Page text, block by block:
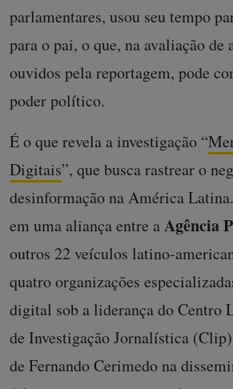
parlamentares, usou seu tempo
para o pai, o que, na avaliação de
ouvidos pela reportagem, pode
poder político.
É o que revela a investigação “
Digitais”, que busca rastrear o
desinformação na América
em uma aliança entre aAgência
outros 22 veículos latino-
quatro organizações
digital sob a liderança do Centro
de Investigação Jornalística
de Fernando Cerimedo na